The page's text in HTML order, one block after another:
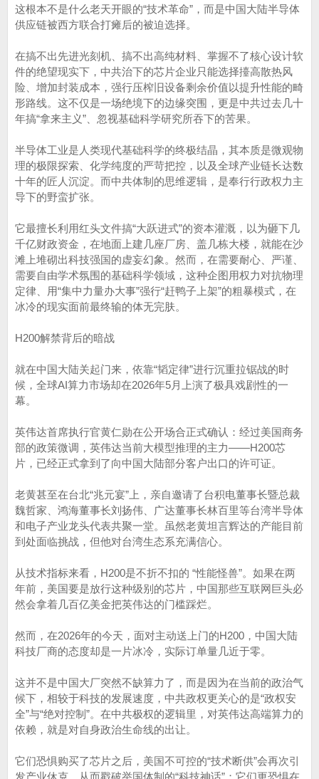
这根本不是什么老天开眼的“技术革命”，而是中国大陆半导体
供应链被西方联合打瘫后的被迫选择。
在搞不出先进光刻机、搞不出高纯材料、掌握不了核心设计软
件的绝望现实下，中共治下的芯片企业只能选择擡高散热风
险、增加封装成本，强行压榨旧设备剩余价值以提升性能的畸
形路线。这不仅是一场绝境下的边缘突围，更是中共过去几十
年搞“拿来主义”、忽视基础科学研究所吞下的苦果。
半导体工业是人类现代基础科学的终极结晶，其本质是微观物
理的极限探索、化学纯度的严苛把控，以及全球产业链长达数
十年的匠人沉淀。而中共体制的思维逻辑，是奉行行政权力主
导下的野蛮扩张。
它最擅长利用红头文件搞“大跃进式”的资本灌溉，以为砸下几
千亿财政资金，在地面上建几座厂房、盖几栋大楼，就能在沙
滩上堆砌出科技强国的虚妄幻象。然而，在需要耐心、严谨、
需要自由学术氛围的基础科学领域，这种企图用权力对抗物理
定律、用“集中力量办大事”强行“赶鸭子上架”的粗暴模式，在
冰冷的现实面前最终输的体无完肤。
H200解禁背后的暗战
就在中国大陆关起门来，依靠“韬定律”进行沉重拉锯战的时
候，全球AI算力市场却在2026年5月上演了极具戏剧性的一
幕。
英伟达首席执行官黄仁勋在公开场合正式确认：经过美国商务
部的政策微调，英伟达当前大模型推理的主力——H200芯
片，已经正式拿到了向中国大陆部分客户出口的许可证。
老黄甚至在台北“兆元宴”上，亲自邀请了台积电董事长暨总裁
魏哲家、鸿海董事长刘扬伟、广达董事长林百里等台湾半导体
和电子产业龙头代表共聚一堂。虽然老黄坦言辉达的产能目前
到处面临挑战，但他对台湾生态系充满信心。
从技术指标来看，H200是不折不扣的 “性能怪兽”。如果在两
年前，美国要是放行这种级别的芯片，中国那些互联网巨头必
然会拿着几百亿美金把英伟达的门槛踩烂。
然而，在2026年的今天，面对主动送上门的H200，中国大陆
科技厂商的态度却是一片冰冷，实际订单量几近于零。
这并不是中国大厂突然不缺算力了，而是因为在当前的政治气
候下，相较于科技的发展速度，中共政权更关心的是“政权安
全”与“绝对控制”。在中共极权的逻辑里，对英伟达高端算力的
依赖，就是对自身政治生命线的出让。
它们恐惧购买了芯片之后，美国不可控的“技术断供”会再次引
发产业休克，从而戳破举国体制的“科技神话”；它们更恐惧在